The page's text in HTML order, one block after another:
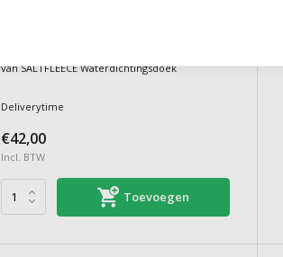
van SALTFLEECE Waterdichtingsdoek
Deliverytime
€42,00
Incl. BTW
Toevoegen